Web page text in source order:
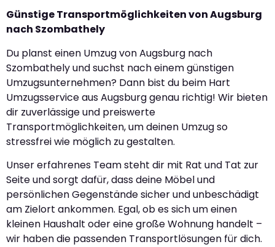
Günstige Transportmöglichkeiten von Augsburg
nach Szombathely
Du planst einen Umzug von Augsburg nach
Szombathely und suchst nach einem günstigen
Umzugsunternehmen? Dann bist du beim Hart
Umzugsservice aus Augsburg genau richtig! Wir bieten
dir zuverlässige und preiswerte
Transportmöglichkeiten, um deinen Umzug so
stressfrei wie möglich zu gestalten.
Unser erfahrenes Team steht dir mit Rat und Tat zur
Seite und sorgt dafür, dass deine Möbel und
persönlichen Gegenstände sicher und unbeschädigt
am Zielort ankommen. Egal, ob es sich um einen
kleinen Haushalt oder eine große Wohnung handelt –
wir haben die passenden Transportlösungen für dich.